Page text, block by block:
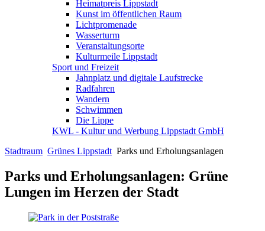
Heimatpreis Lippstadt
Kunst im öffentlichen Raum
Lichtpromenade
Wasserturm
Veranstaltungsorte
Kulturmeile Lippstadt
Sport und Freizeit
Jahnplatz und digitale Laufstrecke
Radfahren
Wandern
Schwimmen
Die Lippe
KWL - Kultur und Werbung Lippstadt GmbH
Stadtraum Grünes Lippstadt Parks und Erholungsanlagen
Parks und Erholungsanlagen: Grüne
Lungen im Herzen der Stadt